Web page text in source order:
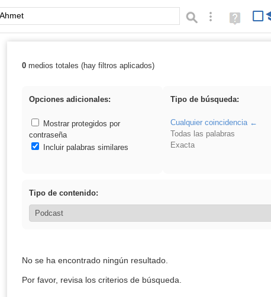
Palabra o frase: Búsqueda avanzada
Ayuda
(en
Resultados de: Ahmet
0medios totales (hay filtros aplicados)
Opciones adicionales:
Mostrar protegidos por
contraseña
Incluir palabras similares
Tipo de búsqueda:
Cualquier coincidencia
Todas las palabras
Exacta
Tipo de contenido:
No se ha encontrado ningún resultado.
Por favor, revisa los criterios de búsqueda.